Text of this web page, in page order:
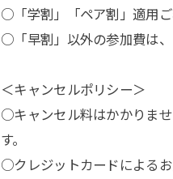
○「学割」「ペア割」適用
○「早割」以外の参加費は、
＜キャンセルポリシー＞
○キャンセル料はかかりませ
す。
○クレジットカードによるお